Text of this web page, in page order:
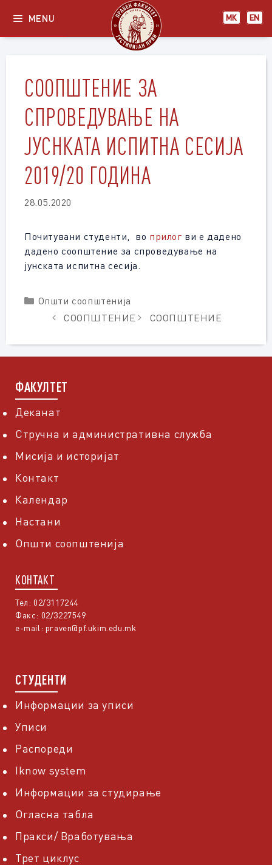
content
МК EN
MENU
СООПШТЕНИЕ ЗА
СПРОВЕДУВАЊЕ НА
ЈУСНКАТА ИСПИТНА СЕСИЈА
2019/20 ГОДИНА
28.05.2020
Почитувани студенти, во прилог ви е дадено
дадено соопштение за спроведување на
јунската испитна сесија.
Categories
Општи соопштенија
СООПШТЕНИЕ
СООПШТЕНИЕ
ФАКУЛТЕТ
Деканат
Стручна и административна служба
Мисија и историјат
Контакт
Календар
Настани
Општи соопштенија
КОНТАКТ
Тел: 02/3117244
Факс: 02/3227549
e-mail: praven@pf.ukim.edu.mk
СТУДЕНТИ
Информации за уписи
Уписи
Распореди
Iknow system
Информации за студирање
Огласна табла
Пракси/ Вработувања
Трет циклус